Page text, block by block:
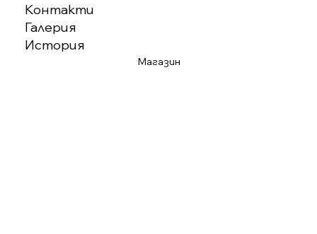
Контакти
Галерия
История
Магазин